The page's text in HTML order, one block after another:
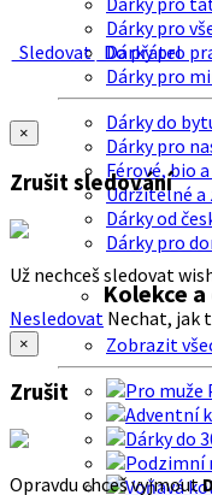
Dárky pro
Dárky pro
Dárky pro
Dárky do
Dárky pro
Férové, bio
Udržitelné a
Dárky od
Dárky pro
Kolekce
Zobrazit
Sledovat Do přátel
×
Zrušit sledování
Už nechceš sledovat
Nesledovat Nechat, jak
×
Zrušit
Opravdu chceš vyjmout